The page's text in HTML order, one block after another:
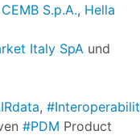
CEMB S.p.A., Hella
Italy SpA und
,
#PDM Product